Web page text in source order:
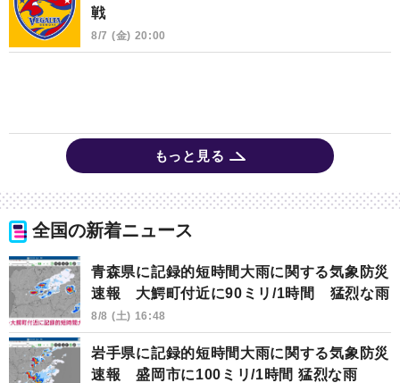
戦
8/7 (金) 20:00
もっと見る
全国の新着ニュース
青森県に記録的短時間大雨に関する気象防災
速報 大鰐町付近に90ミリ/1時間 猛烈な雨
8/8 (土) 16:48
岩手県に記録的短時間大雨に関する気象防災
速報 盛岡市に100ミリ/1時間 猛烈な雨